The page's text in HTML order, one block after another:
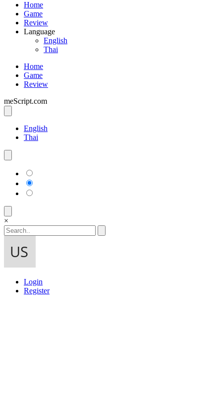
Home
Game
Review
Language
English
Thai
Home
Game
Review
meScript.com
English
Thai
×
Login
Register